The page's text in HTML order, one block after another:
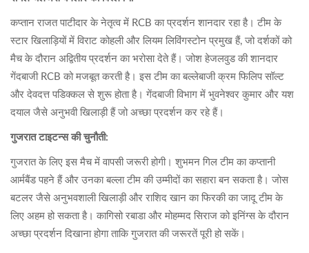
कप्तान राजत पाटीदार के नेतृत्व में RCB का प्रदर्शन शानदार रहा है। टीम के
स्टार खिलाड़ियों में विराट कोहली और लियम लिविंगस्टोन प्रमुख हैं, जो दर्शकों को
मैच के दौरान अद्वितीय प्रदर्शन का भरोसा देते हैं। जोश हेजलवुड की शानदार
गेंदबाजी RCB को मजबूत करती है। इस टीम का बल्लेबाजी क्रम फिलिप सॉल्ट
और देवदत्त पडिक्कल से शुरू होता है। गेंदबाजी विभाग में भुवनेश्वर कुमार और यश
दयाल जैसे अनुभवी खिलाड़ी हैं जो अच्छा प्रदर्शन कर रहे हैं।
गुजरात टाइटन्स की चुनौती:
गुजरात के लिए इस मैच में वापसी जरूरी होगी। शुभमन गिल टीम का कप्तानी
आर्मबैंड पहने हैं और उनका बल्ला टीम की उम्मीदों का सहारा बन सकता है। जोस
बटलर जैसे अनुभवशाली खिलाड़ी और राशिद खान का फिरकी का जादू टीम के
लिए अहम हो सकता है। कागिसो रबाडा और मोहम्मद सिराज को इनिंग्स के दौरान
अच्छा प्रदर्शन दिखाना होगा ताकि गुजरात की जरूरतें पूरी हो सकें।